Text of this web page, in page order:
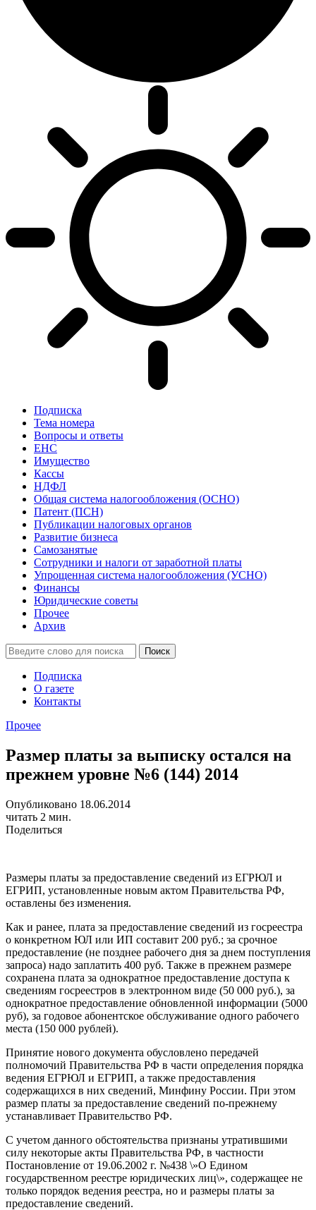
Подписка
Тема номера
Вопросы и ответы
ЕНС
Имущество
Кассы
НДФЛ
Общая система налогообложения (ОСНО)
Патент (ПСН)
Публикации налоговых органов
Развитие бизнеса
Самозанятые
Сотрудники и налоги от заработной платы
Упрощенная система налогообложения (УСНО)
Финансы
Юридические советы
Прочее
Архив
Подписка
О газете
Контакты
Прочее
Размер платы за выписку остался на
прежнем уровне №6 (144) 2014
Опубликовано 18.06.2014
читать 2 мин.
Поделиться
Размеры платы за предоставление сведений из ЕГРЮЛ и
ЕГРИП, установленные новым актом Правительства РФ,
оставлены без изменения.
Как и ранее, плата за предоставление сведений из госреестра
о конкретном ЮЛ или ИП составит 200 руб.; за срочное
предоставление (не позднее рабочего дня за днем поступления
запроса) надо заплатить 400 руб. Также в прежнем размере
сохранена плата за однократное предоставление доступа к
сведениям госреестров в электронном виде (50 000 руб.), за
однократное предоставление обновленной информации (5000
руб), за годовое абонентское обслуживание одного рабочего
места (150 000 рублей).
Принятие нового документа обусловлено передачей
полномочий Правительства РФ в части определения порядка
ведения ЕГРЮЛ и ЕГРИП, а также предоставления
содержащихся в них сведений, Минфину России. При этом
размер платы за предоставление сведений по-прежнему
устанавливает Правительство РФ.
С учетом данного обстоятельства признаны утратившими
силу некоторые акты Правительства РФ, в частности
Постановление от 19.06.2002 г. №438 \»О Едином
государственном реестре юридических лиц\», содержащее не
только порядок ведения реестра, но и размеры платы за
предоставление сведений.